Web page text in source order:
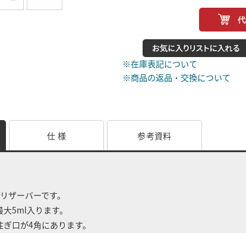
※在庫表記について
※商品の返品・交換について
仕 様 参考資料
ーバーです。
5ml入ります。
口が4角にあります。